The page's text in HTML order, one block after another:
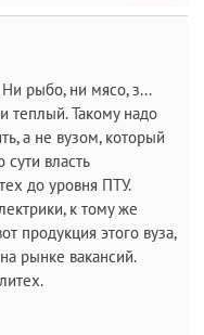
рыбо, ни мясо, з...
теплый. Такому надо
а не вузом, который
власть
до уровня ПТУ.
к тому же
продукция этого вуза,
рынке вакансий.